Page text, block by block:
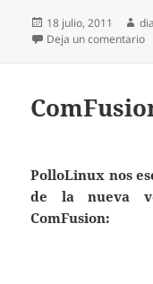
Publicado
el
18 julio, 2011
Deja un comentario
PolloLinux nos
de la nueva
ComFusion: